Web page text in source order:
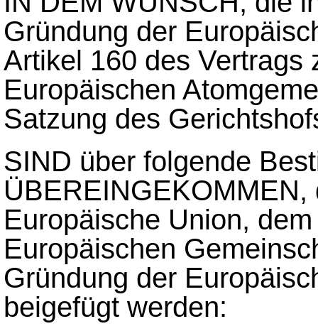
Gründung der
Artikel 160 des Vertrags
Europäischen
Satzung des
SIND über folgende
Europäische Union,
Europäischen
Gründung der
beigefügt werden: